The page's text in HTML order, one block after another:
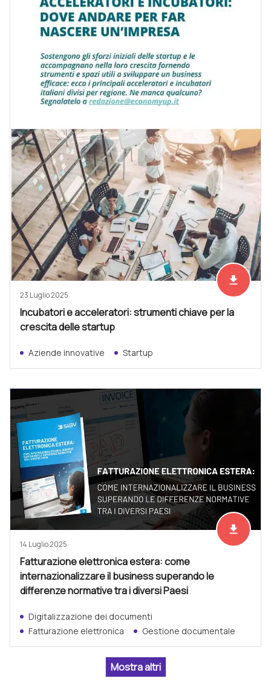
Scarica
file_download
23 Luglio 2025
Incubatori e acceleratori: strumenti chiave per la
crescita delle startup
Aziende innovative Startup
Scarica
file_download
14 Luglio 2025
Fatturazione elettronica estera: come
internazionalizzare il business superando le
differenze normative tra i diversi Paesi
Digitalizzazione dei documenti
Fatturazione elettronica
Gestione documentale